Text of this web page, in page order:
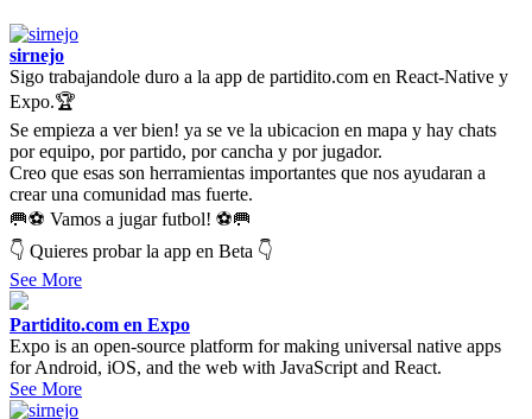
sirnejo
Sigo trabajandole duro a la app de partidito.com en React-Native y
Expo.🏆
Se empieza a ver bien! ya se ve la ubicacion en mapa y hay chats
por equipo, por partido, por cancha y por jugador.
Creo que esas son herramientas importantes que nos ayudaran a
crear una comunidad mas fuerte.
🥅⚽ Vamos a jugar futbol! ⚽🥅
👇 Quieres probar la app en Beta 👇
See More
Partidito.com en Expo
Expo is an open-source platform for making universal native apps
for Android, iOS, and the web with JavaScript and React.
See More